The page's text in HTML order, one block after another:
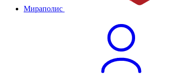
Мираполис